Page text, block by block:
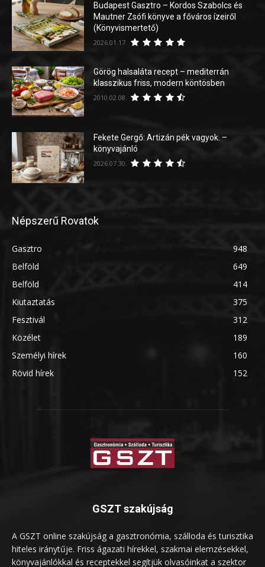
Budapest Gasztro – Kordos Szabolcs és
Mautner Zsófi könyve a főváros ízeiről
(Könyvismertető)
2026.01.17.
Görög halsaláta recept – mediterrán
klasszikus friss, modern köntösben
2010.02.08.
Fekete Gergő: Artizán pék vagyok. –
könyvajánló
2026.07.30.
Népszerű Rovatok
Gasztro
948
Belföld
649
Belföld
414
Kiutaztatás
375
Fesztivál
312
Közélet
189
Személyi hírek
160
Rövid hírek
152
GSZT szakújság
A GSZT online szakújság a gasztronómia, szálloda és turisztika
hiteles iránytűje. Friss ágazati hírekkel, szakmai elemzésekkel,
könyvajánlókkal és receptekkel segítjük olvasóinkat a szektor